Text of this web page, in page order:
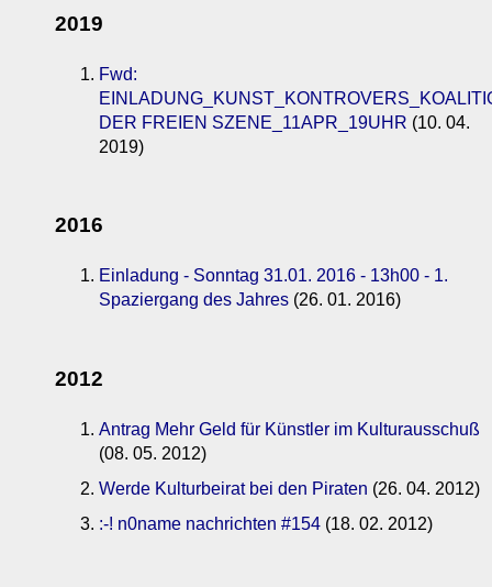
2019
Fwd:
DER FREIEN SZENE_11APR_19UHR (10. 04.
2019)
2016
Einladung - Sonntag 31.01. 2016 - 13h00 - 1.
Spaziergang des Jahres (26. 01. 2016)
2012
Antrag Mehr Geld für Künstler im Kulturausschuß
(08. 05. 2012)
Werde Kulturbeirat bei den Piraten (26. 04. 2012)
:-! n0name nachrichten #154 (18. 02. 2012)